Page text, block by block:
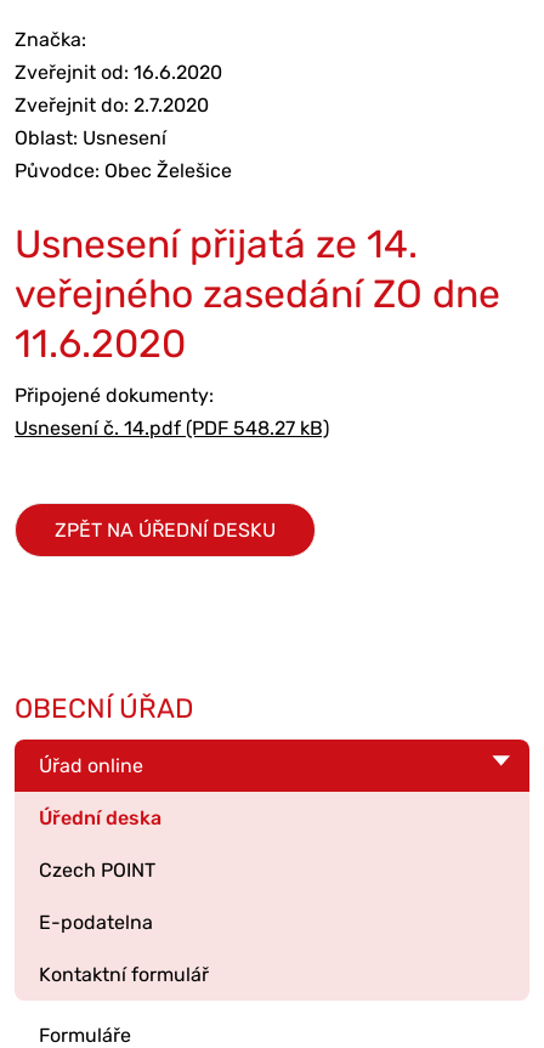
Značka:
Zveřejnit od: 16.6.2020
Zveřejnit do: 2.7.2020
Oblast: Usnesení
Původce: Obec Želešice
Usnesení přijatá ze 14.
veřejného zasedání ZO dne
11.6.2020
Připojené dokumenty:
Usnesení č. 14.pdf (PDF 548.27 kB)
ZPĚT NA ÚŘEDNÍ DESKU
OBECNÍ ÚŘAD
Úřad online
Úřední deska
Czech POINT
E-podatelna
Kontaktní formulář
Formuláře